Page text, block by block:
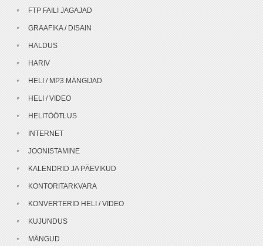
FTP FAILI JAGAJAD
GRAAFIKA / DISAIN
HALDUS
HARIV
HELI / MP3 MÄNGIJAD
HELI / VIDEO
HELITÖÖTLUS
INTERNET
JOONISTAMINE
KALENDRID JA PÄEVIKUD
KONTORITARKVARA
KONVERTERID HELI / VIDEO
KUJUNDUS
MÄNGUD